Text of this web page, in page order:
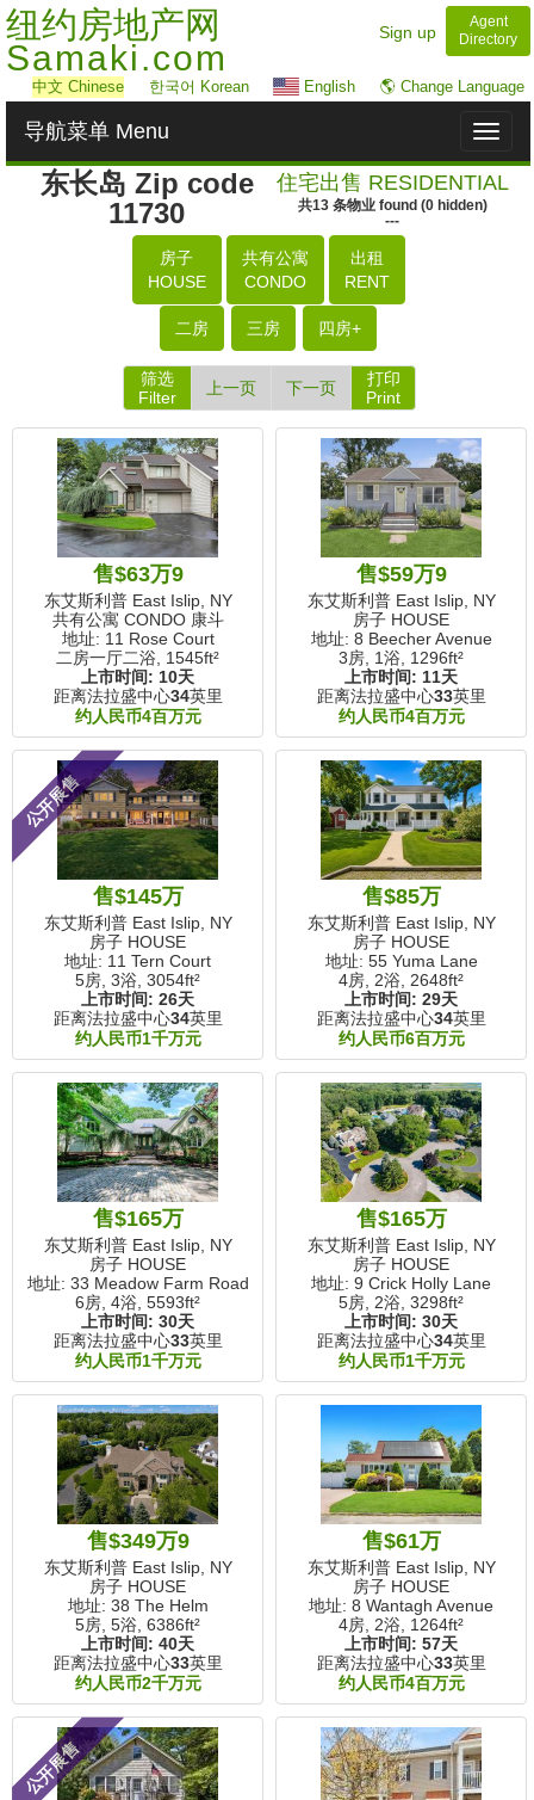
纽约房地产网
Samaki.com
Sign up
Agent
Directory
中文 Chinese 한국어 Korean English 🌎 Change Language
Toggle
导航菜单 Menu
东长岛 Zip code
11730
住宅出售 RESIDENTIAL
共13 条物业found (0hidden)
---
房子
HOUSE
共有公寓
CONDO
出租
RENT
二房 三房 四房+
筛选
Filter
上一页 下一页
打印
Print
售$63万9
东艾斯利普 East Islip, NY
共有公寓 CONDO 康斗
地址: 11 Rose Court
二房一厅二浴, 1545ft²
上市时间: 10天
距离法拉盛中心34英里
约人民币4百万元
售$59万9
东艾斯利普 East Islip, NY
房子 HOUSE
地址: 8 Beecher Avenue
3房, 1浴, 1296ft²
上市时间: 11天
距离法拉盛中心33英里
约人民币4百万元
公开展售
售$145万
东艾斯利普 East Islip, NY
房子 HOUSE
地址: 11 Tern Court
5房, 3浴, 3054ft²
上市时间: 26天
距离法拉盛中心34英里
约人民币1千万元
售$85万
东艾斯利普 East Islip, NY
房子 HOUSE
地址: 55 Yuma Lane
4房, 2浴, 2648ft²
上市时间: 29天
距离法拉盛中心34英里
约人民币6百万元
售$165万
东艾斯利普 East Islip, NY
房子 HOUSE
地址: 33 Meadow Farm Road
6房, 4浴, 5593ft²
上市时间: 30天
距离法拉盛中心33英里
约人民币1千万元
售$165万
东艾斯利普 East Islip, NY
房子 HOUSE
地址: 9 Crick Holly Lane
5房, 2浴, 3298ft²
上市时间: 30天
距离法拉盛中心34英里
约人民币1千万元
售$349万9
东艾斯利普 East Islip, NY
房子 HOUSE
地址: 38 The Helm
5房, 5浴, 6386ft²
上市时间: 40天
距离法拉盛中心33英里
约人民币2千万元
售$61万
东艾斯利普 East Islip, NY
房子 HOUSE
地址: 8 Wantagh Avenue
4房, 2浴, 1264ft²
上市时间: 57天
距离法拉盛中心33英里
约人民币4百万元
公开展售